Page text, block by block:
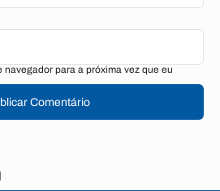
navegador para a próxima vez que eu
Comentário